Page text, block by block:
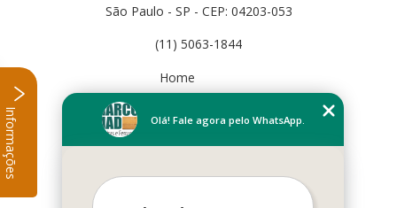
São Paulo - SP - CEP: 04203-053
(11) 5063-1844
Home
Empresa
Missão
Mapa do site
Olá! Fale agora pelo WhatsApp.
Informações